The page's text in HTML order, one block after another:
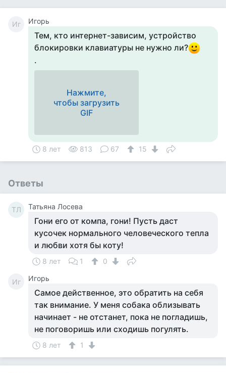
Иг Игорь
Тем, кто интернет-зависим, устройство
блокировки клавиатуры не нужно ли?
.
Нажмите,
чтобы загрузить
GIF
8 лет 813 67 15
Ответы
ТЛ Татьяна Лосева
Гони его от компа, гони! Пусть даст
кусочек нормального человеческого тепла
и любви хотя бы коту!
8 лет 1 0
Иг Игорь
Самое действенное, это обратить на себя
так внимание. У меня собака облизывать
начинает - не отстанет, пока не погладишь,
не поговоришь или сходишь погулять.
8 лет 1